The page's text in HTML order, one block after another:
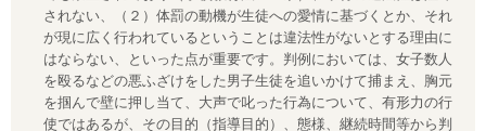
されない、（２）体罰の動機が生徒への愛情に基づくとか、それ
が現に広く行われているということは違法性がないとする理由に
はならない、といった点が重要です。判例においては、女子数人
を殴るなどの悪ふざけをした男子生徒を追いかけて捕まえ、胸元
を掴んで壁に押し当て、大声で叱った行為について、有形力の行
使ではあるが、その目的（指導目的）、態様、継続時間等から判